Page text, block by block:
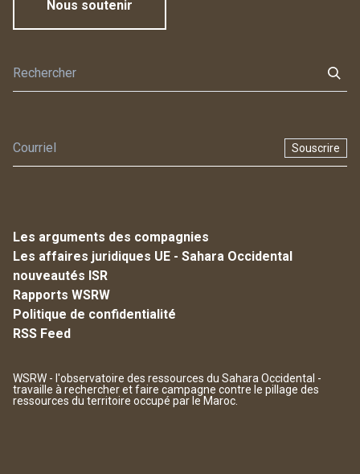
Nous soutenir
Souscrire
Les arguments des compagnies
Les affaires juridiques UE - Sahara Occidental
nouveautés ISR
Rapports WSRW
Politique de confidentialité
RSS Feed
WSRW - l'observatoire des ressources du Sahara Occidental -
travaille à rechercher et faire campagne contre le pillage des
ressources du territoire occupé par le Maroc.